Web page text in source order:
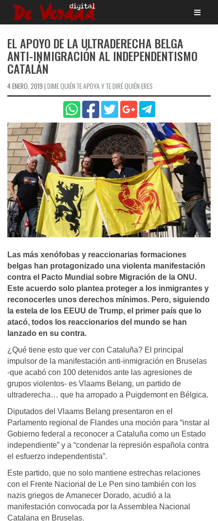
Saltar
EL APOYO DE LA ULTRADERECHA BELGA
ANTI-INMIGRACIÓN AL INDEPENDENTISMO
CATALÁN
4 ENERO, 2019 | DIME QUIÉN TE APOYA Y TE DIRÉ QUIÉN ERES
Las más xenófobas y reaccionarias formaciones
belgas han protagonizado una violenta manifestación
contra el Pacto Mundial sobre Migración de la ONU.
Este acuerdo solo plantea proteger a los inmigrantes y
reconocerles unos derechos mínimos. Pero, siguiendo
la estela de los EEUU de Trump, el primer país que lo
atacó, todos los reaccionarios del mundo se han
lanzado en su contra.
¿Qué tiene esto que ver con Cataluña? El principal
impulsor de la manifestación anti-inmigración en Bruselas
-que acabó con 100 detenidos ante las agresiones de
grupos violentos- es Vlaams Belang, un partido de
ultraderecha… que ha arropado a Puigdemont en Bélgica.
Diputados del Vlaams Belang presentaron en el
Parlamento regional de Flandes una moción para “instar al
Gobierno federal a reconocer a Cataluña como un Estado
independiente” y a “condenar la represión española contra
el esfuerzo independentista”.
Este partido, que no solo mantiene estrechas relaciones
con el Frente Nacional de Le Pen sino también con los
nazis griegos de Amanecer Dorado, acudió a la
manifestación convocada por la Assemblea Nacional
Catalana en Bruselas.